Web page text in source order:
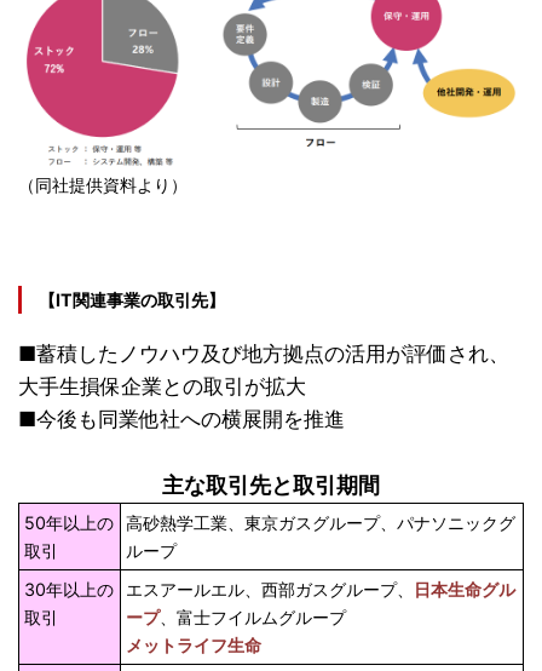
（同社提供資料より）
【IT関連事業の取引先】
■蓄積したノウハウ及び地方拠点の活用が評価され、
大手生損保企業との取引が拡大
■今後も同業他社への横展開を推進
主な取引先と取引期間
50年以上の
取引
高砂熱学工業、東京ガスグループ、パナソニックグ
ループ
30年以上の
取引
エスアールエル、西部ガスグループ、
日本生命グル
ープ、富士フイルムグループ
メットライフ生命